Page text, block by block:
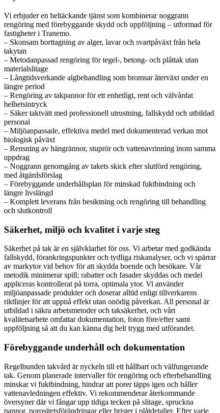
Vi erbjuder en heltäckande tjänst som kombinerar noggrann
rengöring med förebyggande skydd och uppföljning – utformad för
fastigheter i Tranemo.
– Skonsam borttagning av alger, lavar och svartpåväxt från hela
takytan
– Metodanpassad rengöring för tegel-, betong- och plåttak utan
materialslitage
– Långtidsverkande algbehandling som bromsar återväxt under en
längre period
– Rengöring av takpannor för ett enhetligt, rent och välvårdat
helhetsintryck
– Säker taktvätt med professionell utrustning, fallskydd och utbildad
personal
– Miljöanpassade, effektiva medel med dokumenterad verkan mot
biologisk påväxt
– Rensning av hängrännor, stuprör och vattenavrinning inom samma
uppdrag
– Noggrann genomgång av takets skick efter slutförd rengöring,
med åtgärdsförslag
– Förebyggande underhållsplan för minskad fuktbindning och
längre livslängd
– Komplett leverans från besiktning och rengöring till behandling
och slutkontroll
Säkerhet, miljö och kvalitet i varje steg
Säkerhet på tak är en självklarhet för oss. Vi arbetar med godkända
fallskydd, förankringspunkter och tydliga riskanalyser, och vi spärrar
av markytor vid behov för att skydda boende och besökare. Vår
metodik minimerar spill; rabatter och fasader skyddas och medel
appliceras kontrollerat på torra, optimala ytor. Vi använder
miljöanpassade produkter och doserar alltid enligt tillverkarens
riktlinjer för att uppnå effekt utan onödig påverkan. All personal är
utbildad i säkra arbetsmetoder och taksäkerhet, och vårt
kvalitetsarbete omfattar dokumentation, foton före/efter samt
uppföljning så att du kan känna dig helt trygg med utförandet.
Förebyggande underhåll och dokumentation
Regelbunden takvård är nyckeln till ett hållbart och välfungerande
tak. Genom planerade intervaller för rengöring och efterbehandling
minskar vi fuktbindning, hindrar att porer täpps igen och håller
vattenavledningen effektiv. Vi rekommenderar återkommande
översyner där vi fångar upp tidiga tecken på slitage, spruckna
pannor, porositetsförändringar eller brister i plåtdetaljer. Efter varje